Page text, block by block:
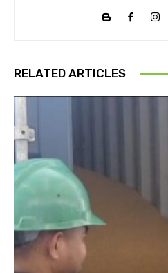
RELATED ARTICLES